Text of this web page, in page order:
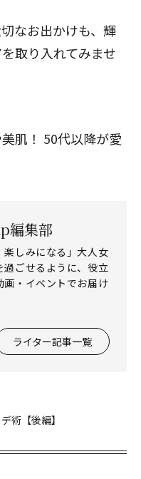
なお出かけも、輝
取り入れてみませ
肌！ 50代以降が愛
編集部
楽しみになる」大人女
過ごせるように、役立
画・イベントでお届け
ライター記事一覧
術【後編】